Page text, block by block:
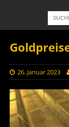
26. Januar 2023